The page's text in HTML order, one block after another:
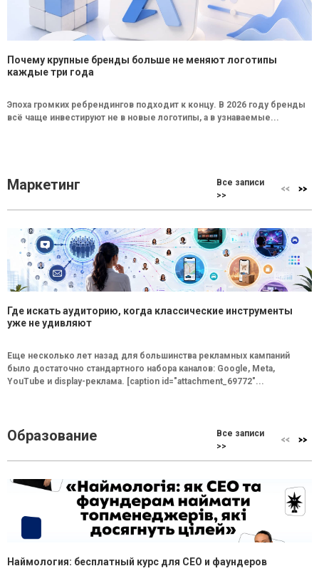
Почему крупные бренды больше не меняют логотипы
каждые три года
Эпоха громких ребрендингов подходит к концу. В 2026 году бренды
всё чаще инвестируют не в новые логотипы, а в узнаваемые...
Маркетинг
Все записи
>>
Где искать аудиторию, когда классические инструменты
уже не удивляют
Еще несколько лет назад для большинства рекламных кампаний
было достаточно стандартного набора каналов: Google, Meta,
YouTube и display-реклама. [caption id="attachment_69772"...
Образование
Все записи
>>
Наймология: бесплатный курс для CEO и фаундеров